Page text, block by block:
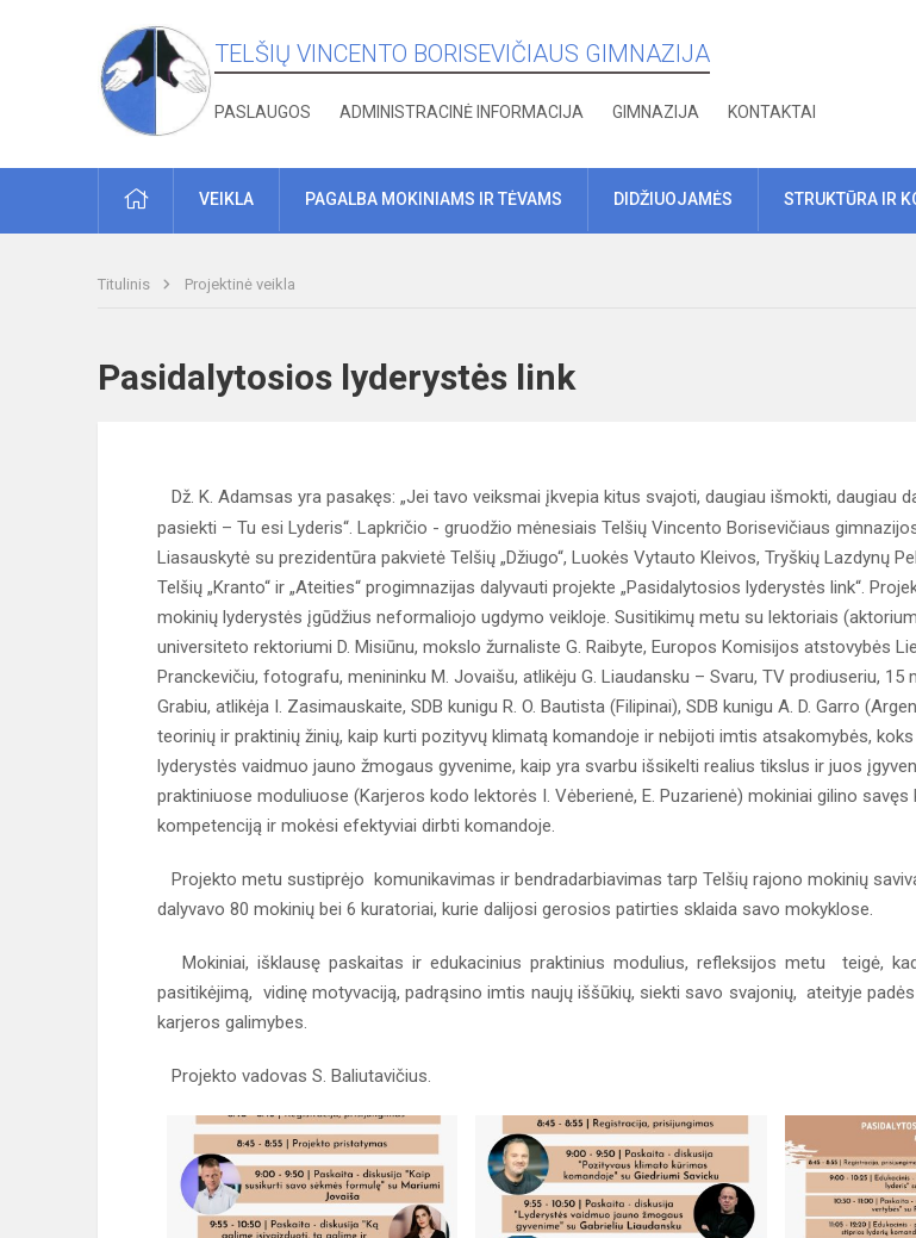
TELŠIŲ VINCENTO BORISEVIČIAUS GIMNAZIJA
PASLAUGOS ADMINISTRACINĖ INFORMACIJA GIMNAZIJA KONTAKTAI
PRADŽIAVEIKLA PAGALBA MOKINIAMS IR TĖVAMS DIDŽIUOJAMĖS STRUKTŪRA IR
Titulinis Projektinė veikla
Pasidalytosios lyderystės link
Dž. K. Adamsas yra pasakęs: „Jei tavo veiksmai įkvepia kitus svajoti, daugiau išmokti, daugiau
pasiekti – Tu esi Lyderis“. Lapkričio - gruodžio mėnesiais Telšių Vincento Borisevičiaus
Liasauskytė su prezidentūra pakvietė Telšių „Džiugo“, Luokės Vytauto Kleivos, Tryškių Lazdynų
Telšių „Kranto“ ir „Ateities“ progimnazijas dalyvauti projekte „Pasidalytosios lyderystės link“.
mokinių lyderystės įgūdžius neformaliojo ugdymo veikloje. Susitikimų metu su lektoriais
universiteto rektoriumi D. Misiūnu, mokslo žurnaliste G. Raibyte, Europos Komisijos atstovybės
Pranckevičiu, fotografu, menininku M. Jovaišu, atlikėju G. Liaudansku – Svaru, TV prodiuseriu, 15
Grabiu, atlikėja I. Zasimauskaite, SDB kunigu R. O. Bautista (Filipinai), SDB kunigu A. D. Garro
teorinių ir praktinių žinių, kaip kurti pozityvų klimatą komandoje ir nebijoti imtis atsakomybės,
lyderystės vaidmuo jauno žmogaus gyvenime, kaip yra svarbu išsikelti realius tikslus ir juos
praktiniuose moduliuose (Karjeros kodo lektorės I. Vėberienė, E. Puzarienė) mokiniai gilino savęs
kompetenciją ir mokėsi efektyviai dirbti komandoje.
Projekto metu sustiprėjo komunikavimas ir bendradarbiavimas tarp Telšių rajono mokinių
dalyvavo 80 mokinių bei 6 kuratoriai, kurie dalijosi gerosios patirties sklaida savo mokyklose.
Mokiniai, išklausę paskaitas ir edukacinius praktinius modulius, refleksijos metu teigė,
pasitikėjimą, vidinę motyvaciją, padrąsino imtis naujų iššūkių, siekti savo svajonių, ateityje
karjeros galimybes.
Projekto vadovas S. Baliutavičius.